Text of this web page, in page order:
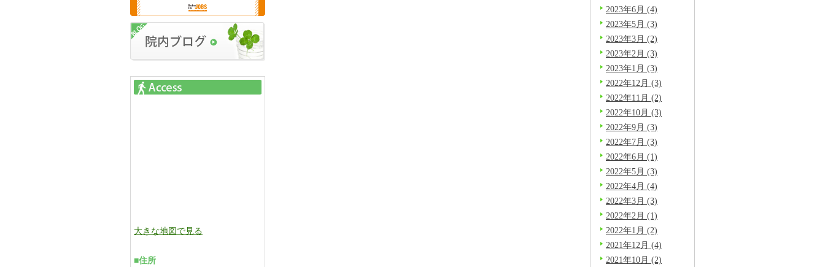
2023年6月 (4)
2023年5月 (3)
2023年3月 (2)
2023年2月 (3)
2023年1月 (3)
2022年12月 (3)
2022年11月 (2)
2022年10月 (3)
2022年9月 (3)
2022年7月 (3)
2022年6月 (1)
2022年5月 (3)
2022年4月 (4)
2022年3月 (3)
2022年2月 (1)
2022年1月 (2)
2021年12月 (4)
2021年10月 (2)
大きな地図で見る
■住所